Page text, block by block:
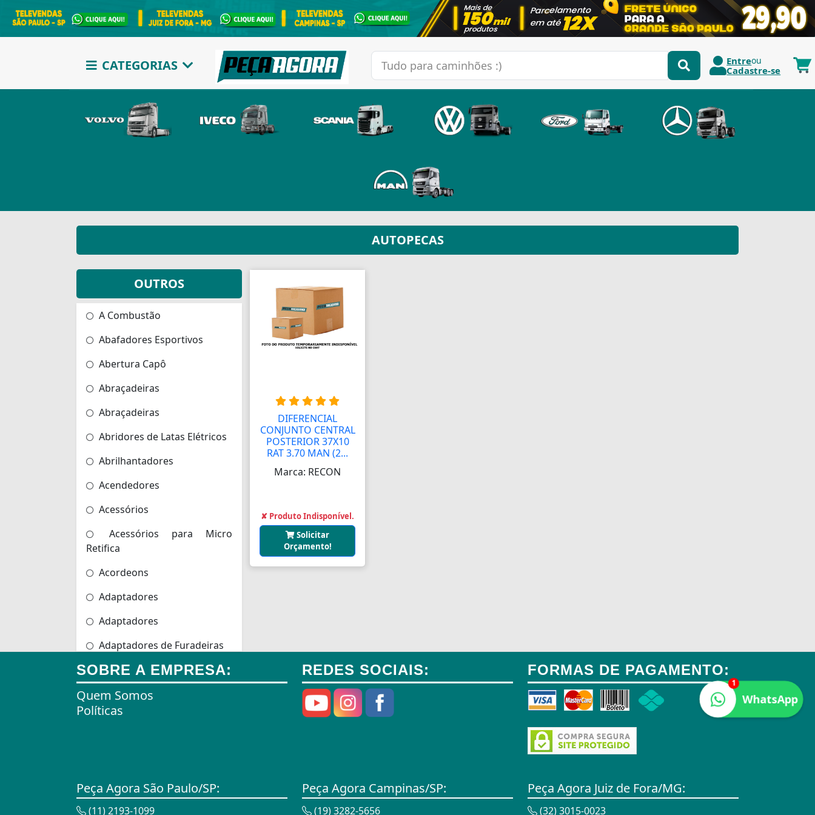
1
WhatsApp
CATEGORIAS Entreou
Cadastre-se
AUTOPECAS
OUTROS
A Combustão
Abafadores Esportivos
Abertura Capô
Abraçadeiras
Abraçadeiras
Abridores de Latas Elétricos
Abrilhantadores
Acendedores
Acessórios
Acessórios para Micro
Retifica
Acordeons
Adaptadores
Adaptadores
Adaptadores de Furadeiras
Adaptadores de Scanners
Adaptadores de Tomadas
Adaptadores e Gateways
Airbag
DIFERENCIAL
CONJUNTO CENTRAL
POSTERIOR 37X10
RAT 3.70 MAN (2...
Marca: RECON
✘ Produto Indisponível.
Solicitar
Orçamento!
SOBRE A EMPRESA:
Quem Somos
Políticas
REDES SOCIAIS: FORMAS DE PAGAMENTO:
Peça Agora São Paulo/SP:
(11) 2193-1099
Peça Agora Campinas/SP:
(19) 3282-5656
Peça Agora Juiz de Fora/MG:
(32) 3015-0023